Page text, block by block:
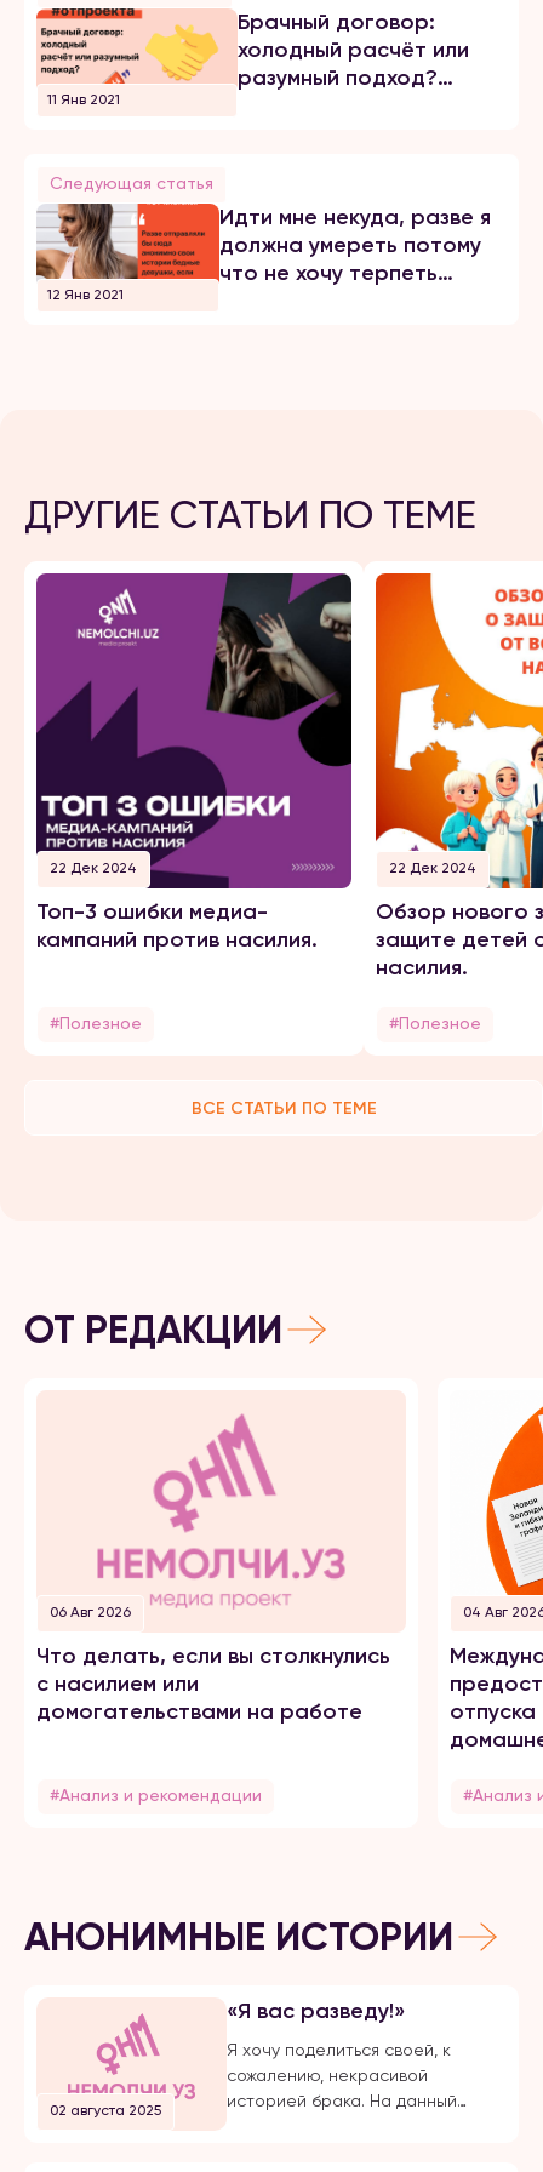
11 Янв 2021
Брачный договор:
холодный расчёт или
разумный подход?
Следующая статья
12 Янв 2021
Идти мне некуда, разве я
должна умереть потому
что не хочу терпеть
ДРУГИЕ СТАТЬИ ПО ТЕМЕ
22 Дек 2024
Топ-3 ошибки медиа-
кампаний против насилия.
#Полезное
22 Дек 2024
Обзор нового
защите детей
насилия.
#Полезное
ВСЕ СТАТЬИ ПО ТЕМЕ
ОТ РЕДАКЦИИ
06 Авг 2026
Что делать, если вы столкнулись
с насилием или
домогательствами на работе
#Анализ и рекомендации
04 Авг
#Анализ
АНОНИМНЫЕ ИСТОРИИ
02 августа 2025
«Я вас разведу!»
Я хочу поделиться своей, к
сожалению, некрасивой
историей брака. На данный